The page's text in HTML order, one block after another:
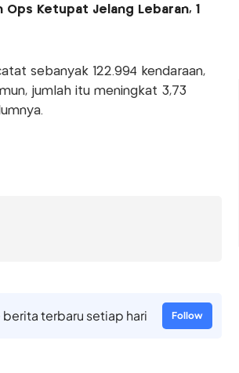
Ops Ketupat Jelang Lebaran, 1
sebanyak 122.994 kendaraan,
jumlah itu meningkat 3,73
terbaru setiap hari Follow